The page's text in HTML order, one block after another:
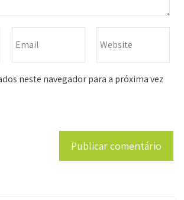
neste navegador para a próxima vez